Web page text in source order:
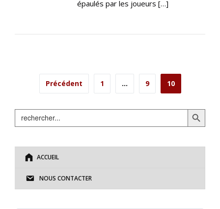
Search Search Button
ACCUEIL
NOUS CONTACTER
épaulés par les joueurs […]
Navigation
articles
Précédent 1 … 9 10